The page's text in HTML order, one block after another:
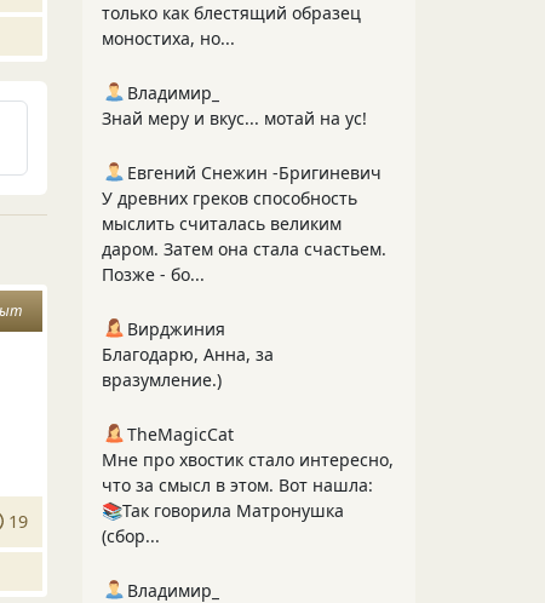
19
только как блестящий образец
моностиха, но...
Владимир_
Знай меру и вкус... мотай на ус!
Евгений Снежин -Бригиневич
У древних греков способность
мыслить считалась великим
даром. Затем она стала счастьем.
Позже - бо...
Вирджиния
Благодарю, Анна, за
вразумление.)
TheMagicCat
Мне про хвостик стало интересно,
что за смысл в этом. Вот нашла:
📚Так говорила Матронушка
(сбор...
Владимир_